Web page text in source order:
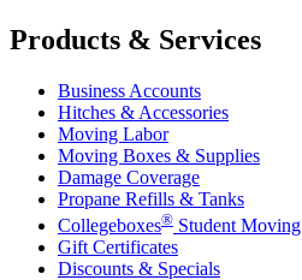
Products & Services
Business Accounts
Hitches & Accessories
Moving Labor
Moving Boxes & Supplies
Damage Coverage
Propane Refills & Tanks
Collegeboxes® Student Moving
Gift Certificates
Discounts & Specials